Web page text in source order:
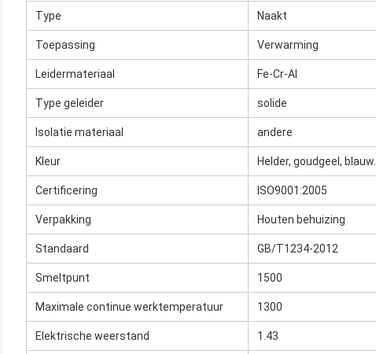
Type Naakt
Toepassing Verwarming
Leidermateriaal Fe-Cr-Al
Type geleider solide
Isolatie materiaal andere
Kleur Helder, goudgeel, blauw.
Certificering ISO9001:2005
Verpakking Houten behuizing
Standaard GB/T1234-2012
Smeltpunt 1500
Maximale continue werktemperatuur 1300
Elektrische weerstand 1.43